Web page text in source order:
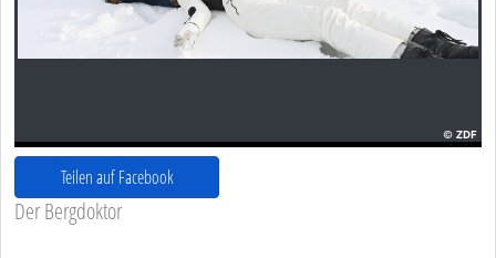
Teilen auf Facebook
Der Bergdoktor